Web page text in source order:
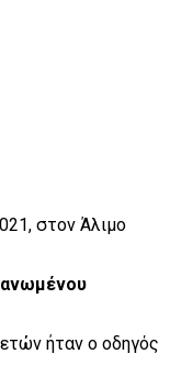
στον Άλιμο
ήταν ο οδηγός